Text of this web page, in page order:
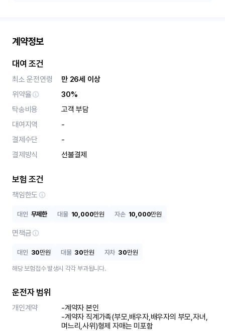
계약정보
대여 조건
최소 운전연령
만 26세 이상
위약율
30%
탁송비용
고객 부담
대여지역
-
결제수단
-
결제방식
선불결제
보험 조건
책임한도
대인 무제한 대물 10,000만원 자손 10,000만원
면책금
대인 30만원 대물 30만원 자차 30만원
해당 보험접수 발생시 각각 부과됩니다.
운전자 범위
개인계약
-계약자 본인
-계약자 직계가족(부모,배우자,배우자의 부모,자녀,
며느리,사위)형제 자매는 미포함